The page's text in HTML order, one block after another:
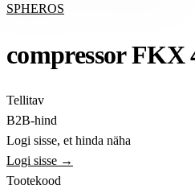
SPHEROS
compressor FKX
Tellitav
B2B-hind
Logi sisse, et hinda näha
Logi sisse →
Tootekood